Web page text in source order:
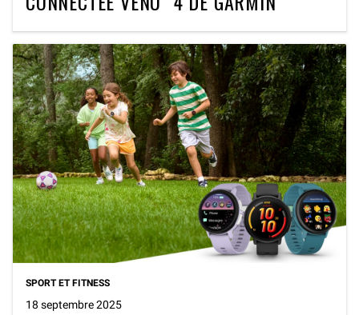
SPORT ET FITNESS
18 septembre 2025